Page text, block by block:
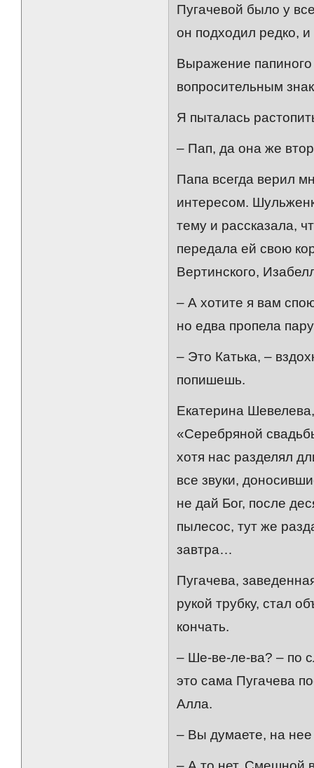
Пугачевой было у
он подходил редко, и
Выражение
вопросительным
Я пыталась
– Пап, да она же
Папа всегда верил
интересом.
тему и рассказала,
передала ей свою
Вертинского,
– А хотите я вам
но едва пропела
– Это Катька, –
попишешь.
Екатерина
«Серебряной
хотя нас разделял
все звуки,
не дай Бог, после
пылесос, тут же
завтра…
Пугачева,
рукой трубку, стал
кончать.
– Ше-ве-ле-ва? – по
это сама Пугачева
Алла.
– Вы думаете, на нее